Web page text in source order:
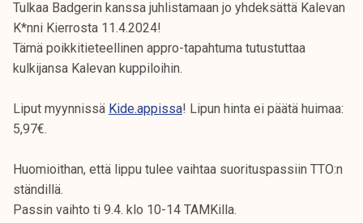
Tulkaa Badgerin kanssa juhlistamaan jo yhdeksättä Kalevan
K*nni Kierrosta 11.4.2024!
Tämä poikkitieteellinen appro-tapahtuma tutustuttaa
kulkijansa Kalevan kuppiloihin.
Liput myynnissä Kide.appissa! Lipun hinta ei päätä huimaa:
5,97€.
Huomioithan, että lippu tulee vaihtaa suorituspassiin TTO:n
ständillä.
Passin vaihto ti 9.4. klo 10-14 TAMKilla.